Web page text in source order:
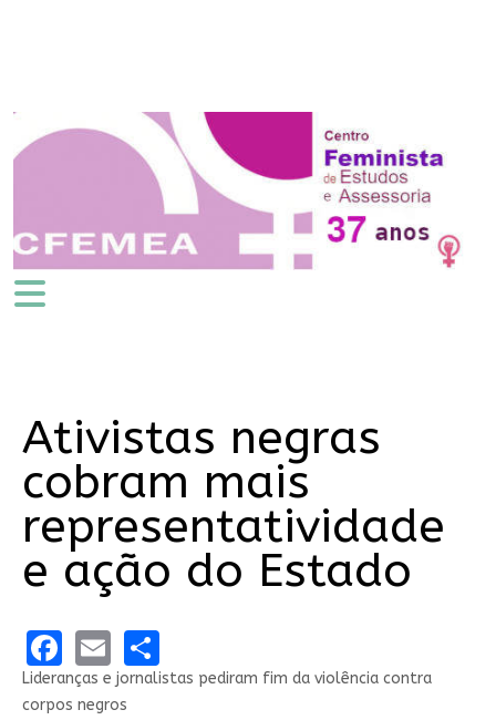
Ativistas negras
cobram mais
representatividade
e ação do Estado
Facebook
EmailShare
Lideranças e jornalistas pediram fim da violência contra
corpos negros